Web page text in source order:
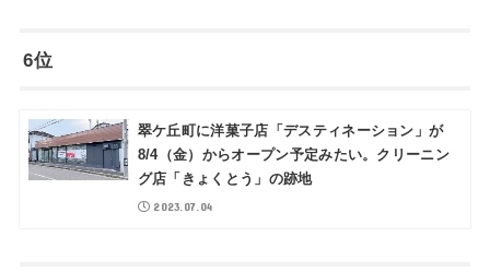
6位
翠ケ丘町に洋菓子店「デスティネーション」が
8/4（金）からオープン予定みたい。クリーニン
グ店「きょくとう」の跡地
2023.07.04